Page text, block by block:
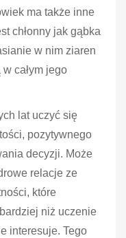
ma także inne
chłonny jak gąbka
w nim ziaren
całym jego
lat uczyć się
pozytywnego
decyzji. Może
relacje ze
które
niż uczenie
interesuje. Tego